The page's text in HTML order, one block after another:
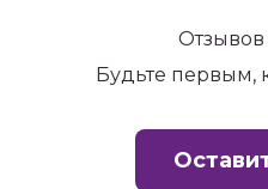
Отзывов
Будьте первым,